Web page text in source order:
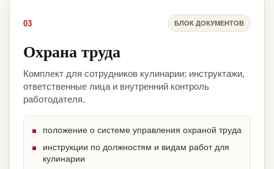
03 БЛОК ДОКУМЕНТОВ
Охрана труда
Комплект для сотрудников кулинарии: инструктажи,
ответственные лица и внутренний контроль
работодателя.
положение о системе управления охраной труда
инструкции по должностям и видам работ для
кулинарии